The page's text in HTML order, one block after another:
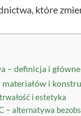
które
– definicja i
i
i estetyka
– alternatywa